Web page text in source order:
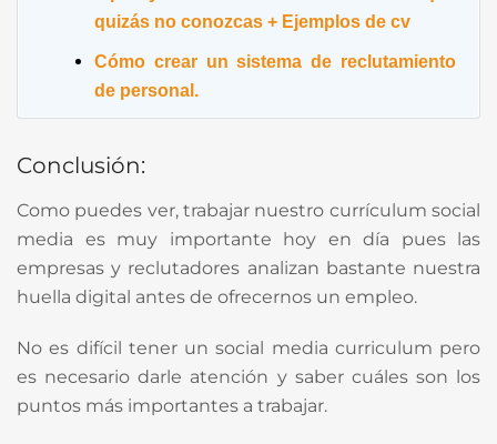
quizás no conozcas + Ejemplos de cv
Cómo crear un sistema de reclutamiento
de personal.
Conclusión:
Como puedes ver, trabajar nuestro currículum social
media es muy importante hoy en día pues las
empresas y reclutadores analizan bastante nuestra
huella digital antes de ofrecernos un empleo.
No es difícil tener un social media curriculum pero
es necesario darle atención y saber cuáles son los
puntos más importantes a trabajar.